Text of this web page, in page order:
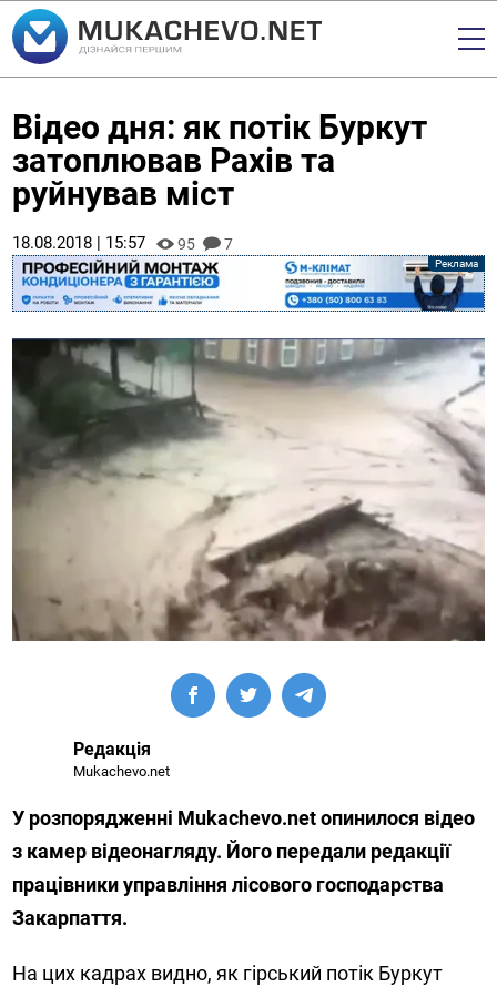
Відео дня: як потік Буркут
затоплював Рахів та
руйнував міст
18.08.2018 | 15:57 95 7
Редакція
Mukachevo.net
У розпорядженні Mukachevo.net опинилося відео
з камер відеонагляду. Його передали редакції
працівники управління лісового господарства
Закарпаття.
На цих кадрах видно, як гірський потік Буркут